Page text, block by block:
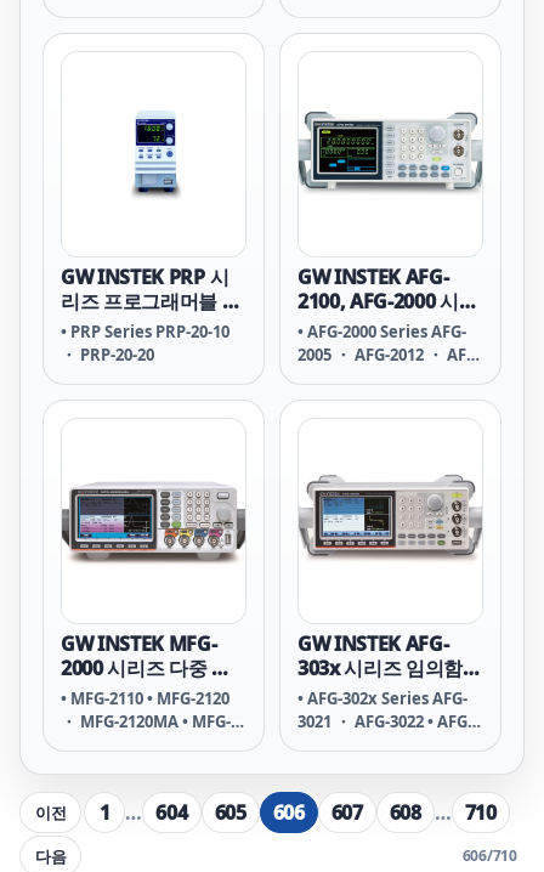
80-27 ・ PSW-80-40.5
PSW-160-7.2 ・ PSW-160-
9 ・ PSW-250-13.5 PSW-
800-1.44 ・ PSW-800-2.88
・ PSW-800-4.32
2005 ・ PPX-2005 (GPIB)
• PPX-3601 ・ PPX-3601
10H01 ・ PPX-10H01
(GPIB)
GW INSTEK PRP 시
리즈 프로그래머블 스
위칭 DC 전원공급기
• PRP Series PRP-20-10
・ PRP-20-20
GW INSTEK AFG-
2100, AFG-2000 시리
즈 임의파형 발생기
• AFG-2000 Series AFG-
2005 ・ AFG-2012 ・ AFG-
AFG-2105 ・ AFG-2112 ・
AFG-2125
GW INSTEK MFG-
2000 시리즈 다중 채
널 임의파형 발생기
• MFG-2110 • MFG-2120
・ MFG-2120MA • MFG-
2220HM • MFG-2230M •
MFG-2260M ・ MFG-
2260MFA ・ MFG-
2260MRA
GW INSTEK AFG-
303x 시리즈 임의함수
발생기
• AFG-302x Series AFG-
3021 ・ AFG-3022 • AFG-
이전 1 … 604 605 606 607 608 … 710
다음 606/710